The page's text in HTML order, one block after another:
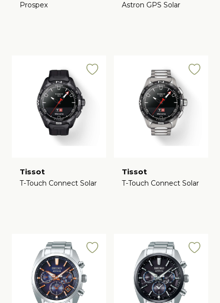
Prospex Astron GPS Solar
Tissot
T-Touch Connect Solar
Tissot
T-Touch Connect Solar